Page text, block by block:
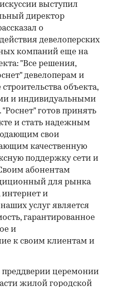
выступил
директор
о
девелоперских
компаний еще на
"Все решения,
девелоперам и
объекта,
и индивидуальными
готов принять
и стать надежным
свои
качественную
поддержку сети и
абонентам
для рынка
интернет и
услуг является
гарантированное
и
к своим клиентам и
церемонии
жилой городской